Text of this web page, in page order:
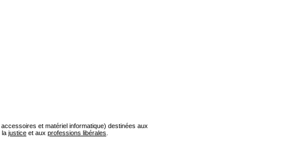
et matériel informatique) destinées aux
la justice et aux professions libérales